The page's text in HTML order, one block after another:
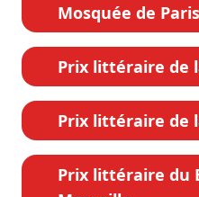
Mosquée de
Prix littéraire de
Prix littéraire de
Prix littéraire du